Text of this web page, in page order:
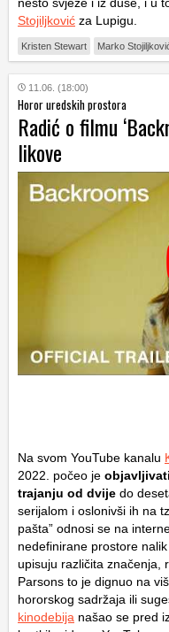
Stojiljković za Lupigu.
Kristen Stewart Marko
11.06. (18:00)
Horor uredskih prostora
Radić o filmu
likove
Na svom YouTube kanalu
2022. počeo je
trajanju od dvije do
serijalom i oslonivši ih na
pašta” odnosi se na
nedefinirane prostore
upisuju različita značenja,
Parsons to je dignuo na
hororskog sadržaja ili
kinodebija našao se pred